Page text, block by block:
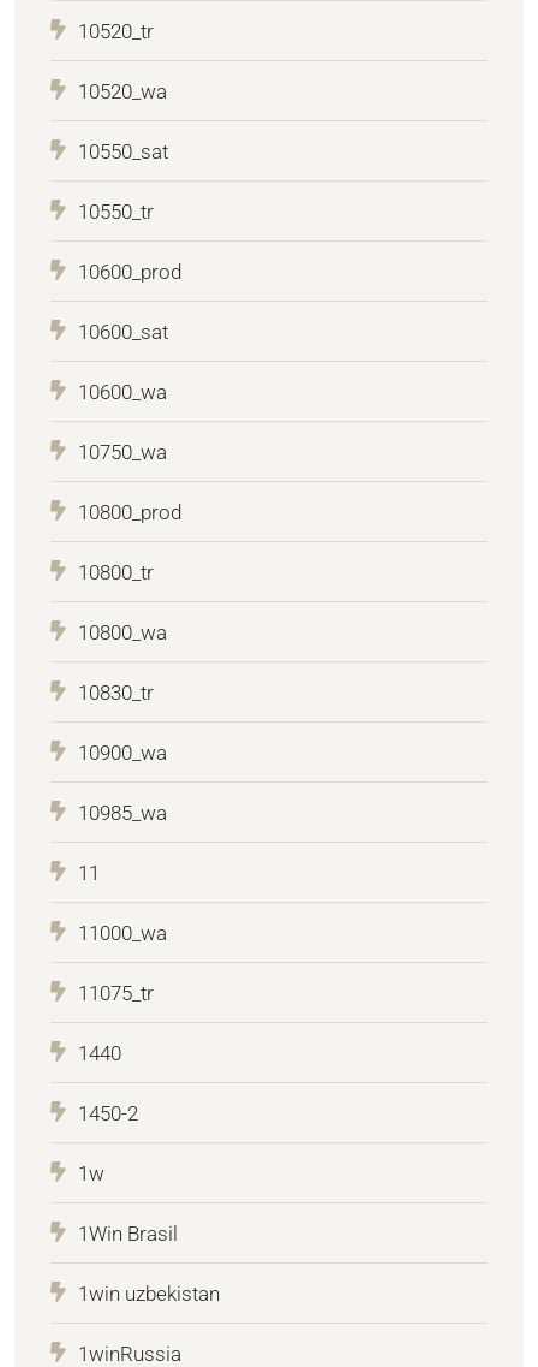
10520_tr
10520_wa
10550_sat
10550_tr
10600_prod
10600_sat
10600_wa
10750_wa
10800_prod
10800_tr
10800_wa
10830_tr
10900_wa
10985_wa
11
11000_wa
11075_tr
1440
1450-2
1w
1Win Brasil
1win uzbekistan
1winRussia